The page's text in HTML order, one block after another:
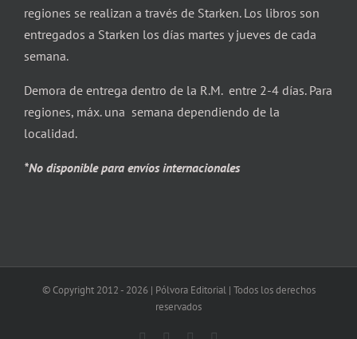
regiones se realizan a través de Starken. Los libros son
entregados a Starken los días martes y jueves de cada
semana.
Demora de entrega dentro de la R.M. entre 2-4 días. Para
regiones, máx. una semana dependiendo de la
localidad.
*No disponible para envíos internacionales
© Copyright 2012 - 2026 | Pólvora Editorial | Todos los derechos
reservados